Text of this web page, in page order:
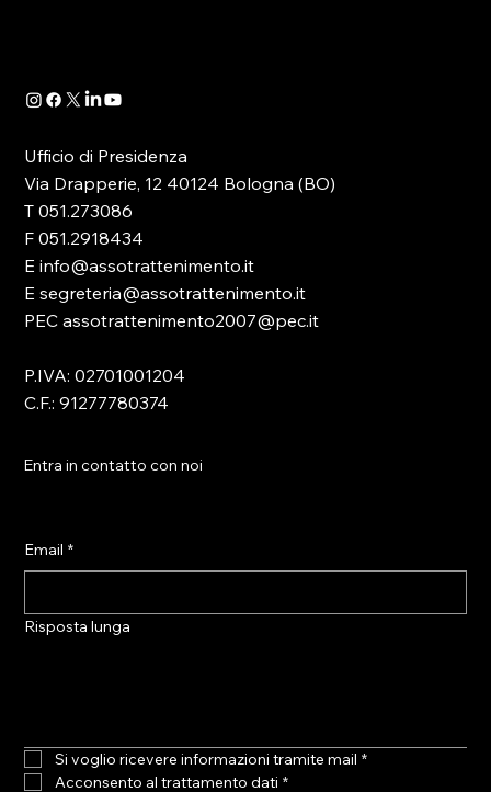
Ufficio di Presidenza
Via Drapperie, 12 40124 Bologna (BO)
T 051.273086
F 051.2918434
E info@assotrattenimento.it
E segreteria@assotrattenimento.it
PEC assotrattenimento2007@pec.it
P.IVA: 02701001204
C.F.: 91277780374
Entra in contatto con noi
Email *
Risposta lunga
Si voglio ricevere informazioni tramite mail *
Acconsento al trattamento dati *